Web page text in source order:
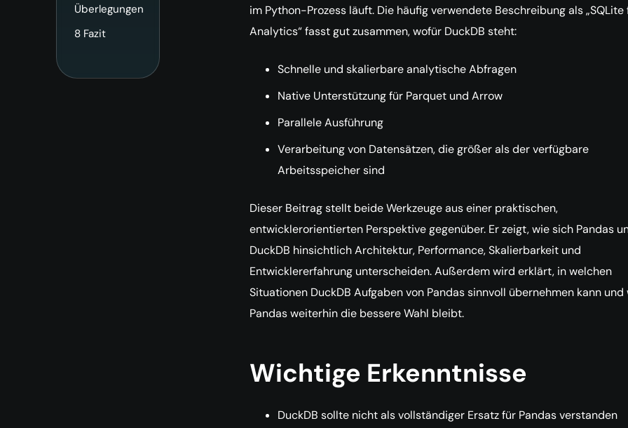
Überlegungen
8 Fazit
im Python-Prozess läuft. Die häufig verwendete Beschreibung als „SQLite
Analytics“ fasst gut zusammen, wofür DuckDB steht:
Schnelle und skalierbare analytische Abfragen
Native Unterstützung für Parquet und Arrow
Parallele Ausführung
Verarbeitung von Datensätzen, die größer als der verfügbare
Arbeitsspeicher sind
Dieser Beitrag stellt beide Werkzeuge aus einer praktischen,
entwicklerorientierten Perspektive gegenüber. Er zeigt, wie sich Pandas
DuckDB hinsichtlich Architektur, Performance, Skalierbarkeit und
Entwicklererfahrung unterscheiden. Außerdem wird erklärt, in welchen
Situationen DuckDB Aufgaben von Pandas sinnvoll übernehmen kann und
Pandas weiterhin die bessere Wahl bleibt.
Wichtige Erkenntnisse
DuckDB sollte nicht als vollständiger Ersatz für Pandas verstanden